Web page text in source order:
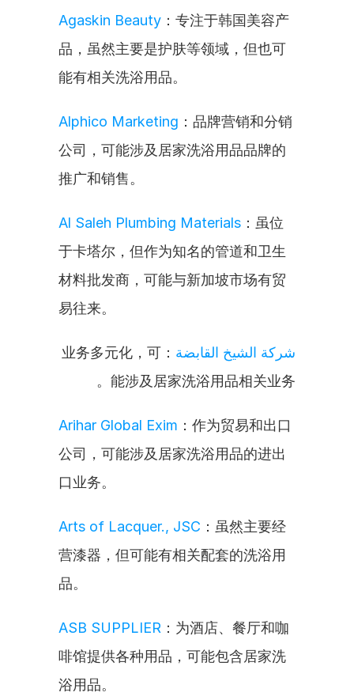
Agaskin Beauty ：专注于韩国美容产
品，虽然主要是护肤等领域，但也可
能有相关洗浴用品。
Alphico Marketing ：品牌营销和分销
公司，可能涉及居家洗浴用品品牌的
推广和销售。
Al Saleh Plumbing Materials ：虽位
于卡塔尔，但作为知名的管道和卫生
材料批发商，可能与新加坡市场有贸
易往来。
شركة الشيخ القابضة
：业务多元化，可
能涉及居家洗浴用品相关业务。
Arihar Global Exim ：作为贸易和出口
公司，可能涉及居家洗浴用品的进出
口业务。
Arts of Lacquer., JSC ：虽然主要经
营漆器，但可能有相关配套的洗浴用
品。
ASB SUPPLIER ：为酒店、餐厅和咖
啡馆提供各种用品，可能包含居家洗
浴用品。